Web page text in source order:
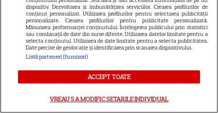
7
Anunțul făcut la Comic-Con i-
a entuziasmat pe fani
DISNEY PLUS
„Diavolul se îmbracă de la
Prada 2” s-a lansat pe Disney+.
Meryl Streep și Anne
Hathaway revin la revista
dispozitiv. Dezvoltarea și îmbunătățirea serviciilor. Crearea profilurilor de
conținut personalizat. Utilizarea profilurilor pentru selectarea publicității
personalizate. Crearea profilurilor pentru publicitate personalizată.
Măsurarea performanței conținutului. Înțelegerea publicului prin statistici
sau combinații de date din surse diferite. Utilizarea datelor limitate pentru a
selecta conținutul. Utilizarea de date limitate pentru a selecta publicitatea.
Date precise de geolocație și identificarea prin scanarea dispozitivului.
Listă parteneri (furnizori)
ACCEPT TOATE
VREAU SA MODIFIC SETARILE INDIVIDUAL